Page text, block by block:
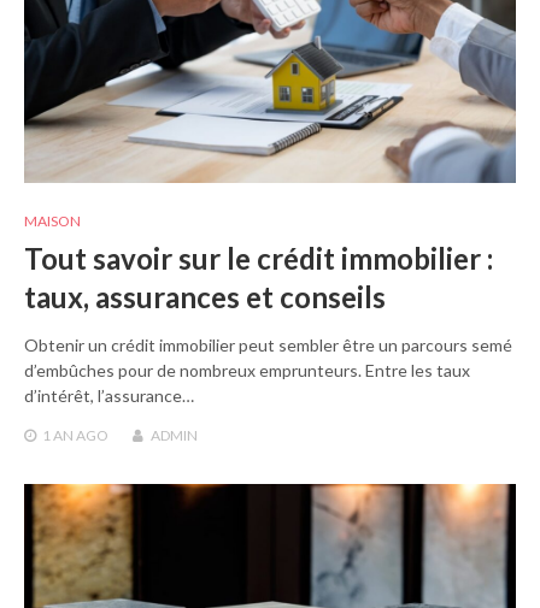
MAISON
Tout savoir sur le crédit immobilier :
taux, assurances et conseils
Obtenir un crédit immobilier peut sembler être un parcours semé
d’embûches pour de nombreux emprunteurs. Entre les taux
d’intérêt, l’assurance…
1 AN AGO ADMIN